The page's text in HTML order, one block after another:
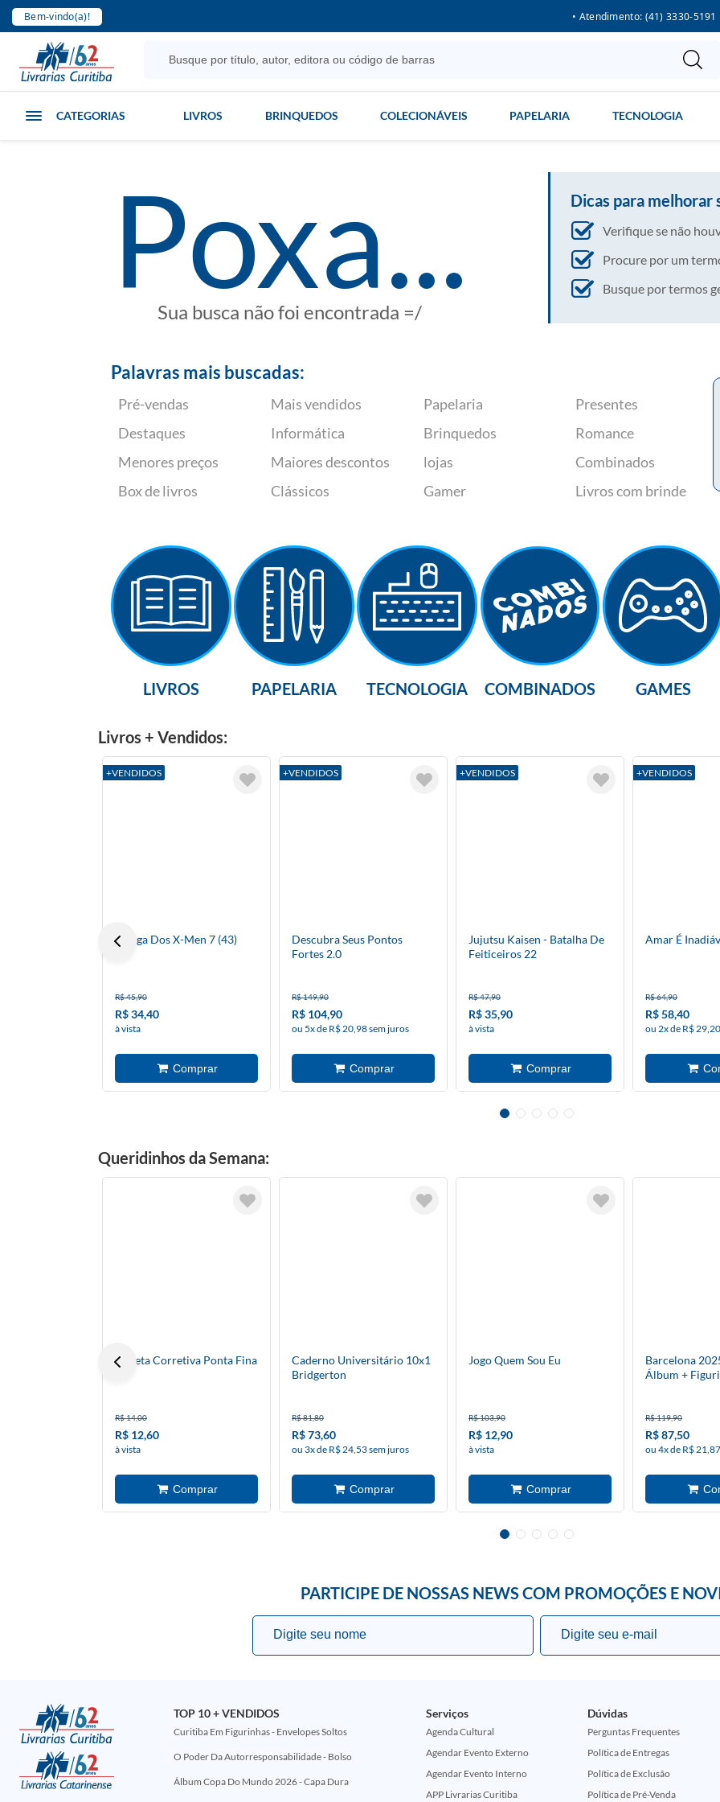
Bem-vindo(a)! • Atendimento: (41) 3330-5191
CATEGORIAS LIVROS BRINQUEDOS COLECIONÁVEIS PAPELARIA TECNOLOGIA
poxa...
Sua busca não foi encontrada =/
Dicas para melhorar
Verifique se não
Procure por um
Busque por termos
Palavras mais buscadas:
Pré-vendas
Destaques
Menores preços
Box de livros
Mais vendidos
Informática
Maiores descontos
Clássicos
Papelaria
Brinquedos
lojas
Gamer
Presentes
Romance
Combinados
Livros com brinde
LIVROS PAPELARIA TECNOLOGIA COMBINADOS GAMES
Livros + Vendidos:
+VENDIDOS
A Saga Dos X-Men 7 (43)
R$ 45,90
R$ 34,40
à vista
+VENDIDOS
Descubra Seus Pontos
Fortes 2.0
R$ 149,90
R$ 104,90
ou 5x de R$ 20,98 sem juros
+VENDIDOS
Jujutsu Kaisen - Batalha De
Feiticeiros 22
R$ 47,90
R$ 35,90
à vista
+VENDIDOS
Amar É
R$ 64,90
R$ 58,40
ou 2x de R$
Queridinhos da Semana:
Caneta Corretiva Ponta Fina
R$ 14,00
R$ 12,60
à vista
Caderno Universitário 10x1
Bridgerton
R$ 81,80
R$ 73,60
ou 3x de R$ 24,53 sem juros
Jogo Quem Sou Eu
R$ 103,90
R$ 12,90
à vista
Barcelona
Álbum +
R$ 119,90
R$ 87,50
ou 4x de R$
PARTICIPE DE NOSSAS NEWS COM PROMOÇÕES E
TOP 10 + VENDIDOS
Curitiba Em Figurinhas - Envelopes Soltos
O Poder Da Autorresponsabilidade - Bolso
Álbum Copa Do Mundo 2026 - Capa Dura
Serviços
Agenda Cultural
Agendar Evento Externo
Agendar Evento Interno
APP Livrarias Curitiba
Dúvidas
Perguntas Frequentes
Política de Entregas
Política de Exclusão
Política de Pré-Venda